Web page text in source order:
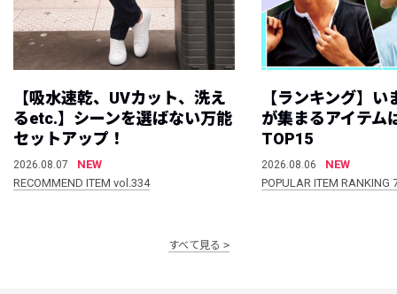
【吸水速乾、UVカット、洗え
るetc.】シーンを選ばない万能
セットアップ！
2026.08.07
NEW
RECOMMEND ITEM vol.334
【ランキング】
が集まるアイテム
TOP15
2026.08.06
NEW
POPULAR ITEM
すべて見る